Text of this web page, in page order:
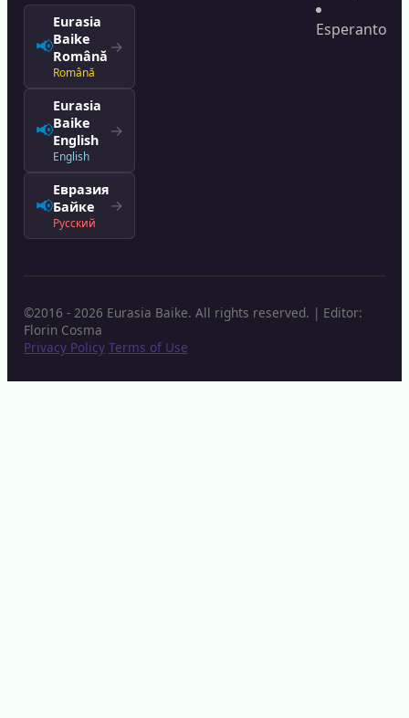
📢
Eurasia
Baike
Română
Română
→
📢
Eurasia
Baike
English
English
→
📢
Евразия
Байке
Русский
→
Esperanto
©2016 - 2026 Eurasia Baike. All rights reserved. | Editor:
Florin Cosma
Privacy Policy Terms of Use